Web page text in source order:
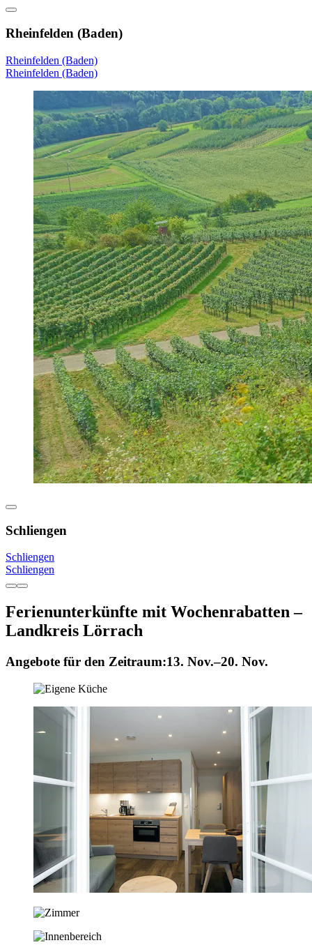
Rheinfelden (Baden)
Rheinfelden (Baden)
Rheinfelden (Baden)
Schliengen
Schliengen
Schliengen
Ferienunterkünfte mit Wochenrabatten –
Landkreis Lörrach
Angebote für den Zeitraum:13. Nov.–20. Nov.